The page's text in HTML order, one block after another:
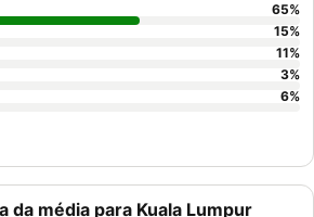
da média para Kuala Lumpur
65%
15%
11%
3%
6%